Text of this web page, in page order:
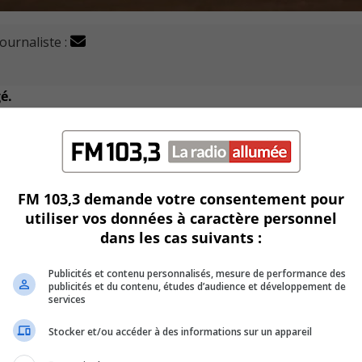
:
du Québec a été éliminée hier soir par les Cardinals de
a été de 12 à 5.
allée à la fiche de Benoît Prévost.
la partie par la marque de 5 à un.
et remporter cette demi-finale de section et
FM 103,3 demande votre consentement pour
utiliser vos données à caractère personnel
dans les cas suivants :
Publicités et contenu personnalisés, mesure de performance des
publicités et du contenu, études d’audience et développement de
services
Stocker et/ou accéder à des informations sur un appareil